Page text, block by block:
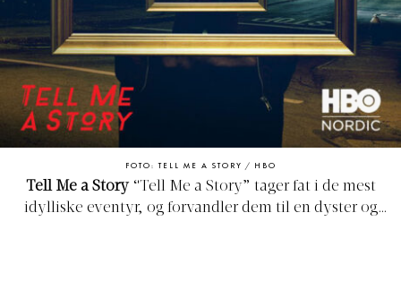
FOTO: TELL ME A STORY / HBO
Tell Me a Story “Tell Me a Story” tager fat i de mest
idylliske eventyr, og forvandler dem til en dyster og